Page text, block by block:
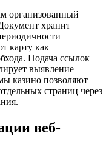
организованный
хранит
карту как
Подача ссылок
выявление
казино позволяют
страниц через
веб-